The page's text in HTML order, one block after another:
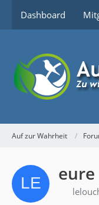
Dashboard
Auf zur Wahrheit